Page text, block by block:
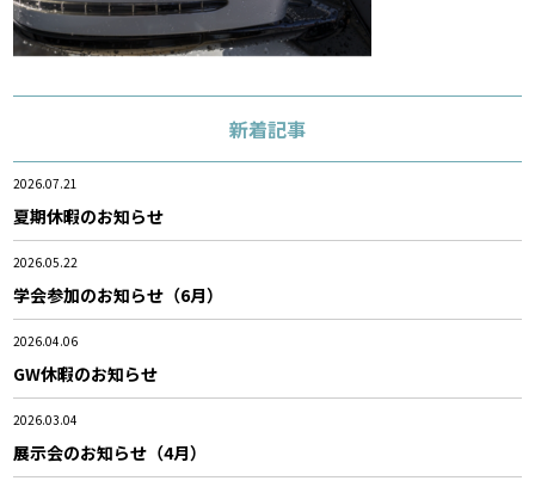
新着記事
2026.07.21
夏期休暇のお知らせ
2026.05.22
学会参加のお知らせ（6月）
2026.04.06
GW休暇のお知らせ
2026.03.04
展示会のお知らせ（4月）